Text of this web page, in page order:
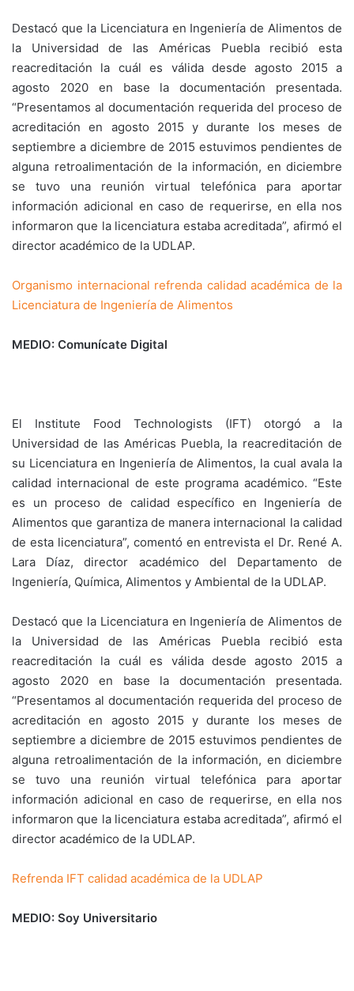
Destacó que la Licenciatura en Ingeniería de Alimentos de
la Universidad de las Américas Puebla recibió esta
reacreditación la cuál es válida desde agosto 2015 a
agosto 2020 en base la documentación presentada.
“Presentamos al documentación requerida del proceso de
acreditación en agosto 2015 y durante los meses de
septiembre a diciembre de 2015 estuvimos pendientes de
alguna retroalimentación de la información, en diciembre
se tuvo una reunión virtual telefónica para aportar
información adicional en caso de requerirse, en ella nos
informaron que la licenciatura estaba acreditada”, afirmó el
director académico de la UDLAP.
Organismo internacional refrenda calidad académica de la
Licenciatura de Ingeniería de Alimentos
MEDIO: Comunícate Digital
El Institute Food Technologists (IFT) otorgó a la
Universidad de las Américas Puebla, la reacreditación de
su Licenciatura en Ingeniería de Alimentos, la cual avala la
calidad internacional de este programa académico. “Este
es un proceso de calidad específico en Ingeniería de
Alimentos que garantiza de manera internacional la calidad
de esta licenciatura”, comentó en entrevista el Dr. René A.
Lara Díaz, director académico del Departamento de
Ingeniería, Química, Alimentos y Ambiental de la UDLAP.
Destacó que la Licenciatura en Ingeniería de Alimentos de
la Universidad de las Américas Puebla recibió esta
reacreditación la cuál es válida desde agosto 2015 a
agosto 2020 en base la documentación presentada.
“Presentamos al documentación requerida del proceso de
acreditación en agosto 2015 y durante los meses de
septiembre a diciembre de 2015 estuvimos pendientes de
alguna retroalimentación de la información, en diciembre
se tuvo una reunión virtual telefónica para aportar
información adicional en caso de requerirse, en ella nos
informaron que la licenciatura estaba acreditada”, afirmó el
director académico de la UDLAP.
Refrenda IFT calidad académica de la UDLAP
MEDIO: Soy Universitario